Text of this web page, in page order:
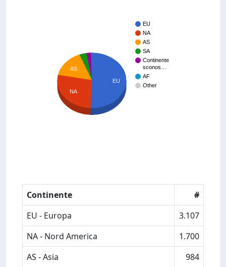
EU
NA
AS
SA
Continente
sconos…
AF
Other
AS
NA
EU
Continente
#
EU - Europa
3.107
NA - Nord America
1.700
AS - Asia
984